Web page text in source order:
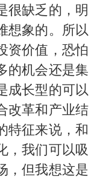
很缺乏的，明
想象的。所以
资价值，恐怕
的机会还是集
成长型的可以
改革和产业结
特征来说，和
，我们可以吸
，但我想这是